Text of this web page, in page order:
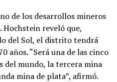
de los desarrollos mineros
Hochstein reveló que,
del Sol, el distrito tendrá
años. “Será una de las cinco
del mundo, la tercera mina
mina de plata”, afirmó.